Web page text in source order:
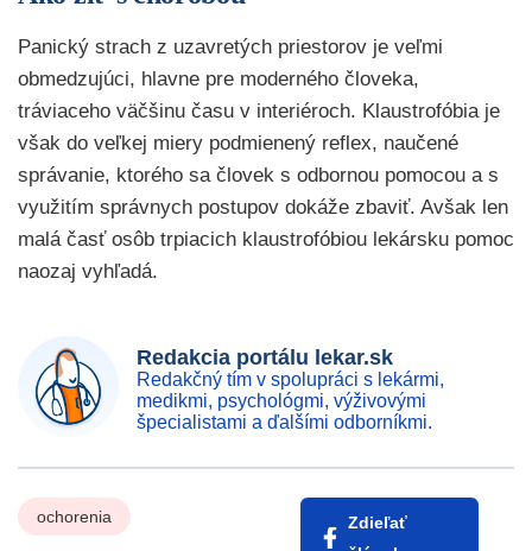
Panický strach z uzavretých priestorov je veľmi
obmedzujúci, hlavne pre moderného človeka,
tráviaceho väčšinu času v interiéroch. Klaustrofóbia je
však do veľkej miery podmienený reflex, naučené
správanie, ktorého sa človek s odbornou pomocou a s
využitím správnych postupov dokáže zbaviť. Avšak len
malá časť osôb trpiacich klaustrofóbiou lekársku pomoc
naozaj vyhľadá.
Redakcia portálu lekar.sk
Redakčný tím v spolupráci s lekármi,
medikmi, psychológmi, výživovými
špecialistami a ďalšími odborníkmi.
ochorenia
Zdieľať